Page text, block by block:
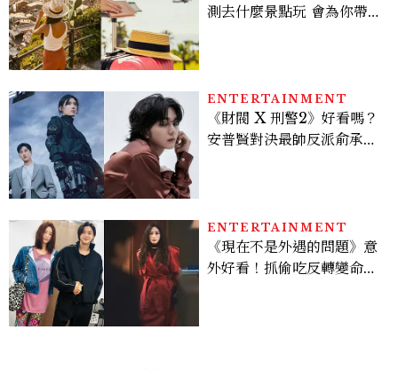
測去什麼景點玩 會為你帶來
ENTERTAINMENT
《財閥 X 刑警2》好看嗎？
安普賢對決最帥反派俞承
多大？
ENTERTAINMENT
《現在不是外遇的問題》意
外好看！抓偷吃反轉變命